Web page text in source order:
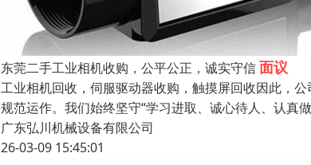
东莞二手工业相机收购，公平公正，诚实守信面议
工业相机回收，伺服驱动器收购，触摸屏回收因此，
规范运作。我们始终坚守“学习进取、诚心待人、认真
广东弘川机械设备有限公司
26-03-09 15:45:01